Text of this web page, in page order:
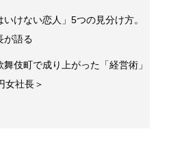
いけない恋人」5つの見分け方。
が語る
伎町で成り上がった「経営術」
女社長＞